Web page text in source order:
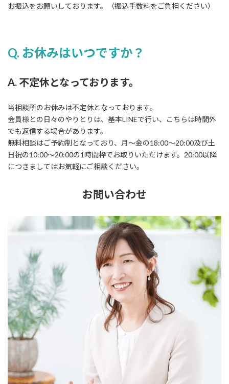
お振込をお願いしております。（振込手数料をご負担ください）
Q. お休みはいつですか？
A. 不定休となっております。
当相談所のお休みは不定休となっております。
会員様との日々のやりとりは、基本LINEで行い、こちらは時間外
でも返信する場合があります。
無料相談はご予約制となっており、月～金の18:00～20:00及び土
日祝の10:00～20:00の1時間枠でお取りいただけます。20:00以降
につきましてはお気軽にご相談ください。
お問い合わせ